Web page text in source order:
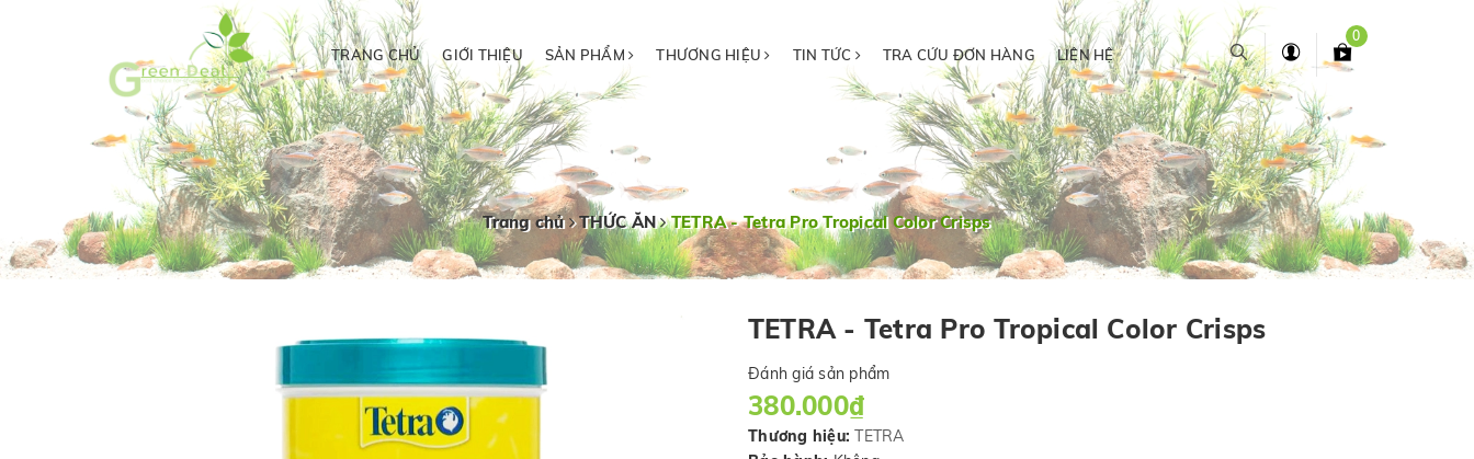
TRANG CHỦ GIỚI THIỆU SẢN PHẨM THƯƠNG HIỆU TIN TỨC TRA CỨU ĐƠN HÀNG LIÊN HỆ
0
Trang chủ THỨC ĂN TETRA - Tetra Pro Tropical Color Crisps
TETRA - Tetra Pro Tropical Color Crisps
Đánh giá sản phẩm
380.000₫
Thương hiệu: TETRA